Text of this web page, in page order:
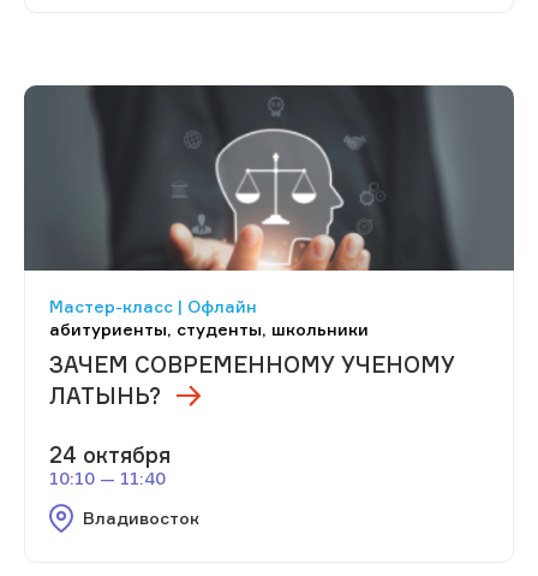
Мастер-класс | Офлайн
абитуриенты, студенты, школьники
ЗАЧЕМ СОВРЕМЕННОМУ УЧЕНОМУ
ЛАТЫНЬ?
24 октября
10:10 — 11:40
Владивосток